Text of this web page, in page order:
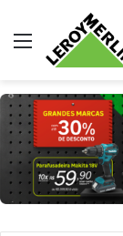
Menu